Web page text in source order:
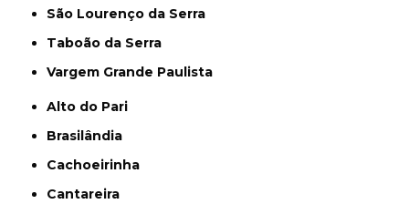
São Lourenço da Serra
Taboão da Serra
Vargem Grande Paulista
Alto do Pari
Brasilândia
Cachoeirinha
Cantareira